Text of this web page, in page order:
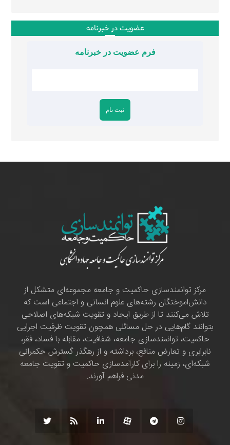
عضویت در خبرنامه
فرم عضویت در خبرنامه
مرکز توانمندسازی حاکمیت و جامعه مجموعه‌ای متشکل از
دانش‌اموختگان رشته‌های علوم انسانی و اجتماعی است که
تلاش می‌کنند تا از طریق ایجاد و تقویت شبکه‌های اصلاحی
بتوانند گام‌هایی در حل مسائلی همچون تقویت ظرفیت اجرایی
حاکمیت، توانمندسازی جامعه، شفافیت، مقابله با فساد، فقر،
نابرابری و تعارض منافع، برداشته و از رهگذر گسترش حکمرانی
شبکه‌ای، زمینه را برای کارآمدسازی حاکمیت و تقویت جامعه
مدنی فراهم آورند.